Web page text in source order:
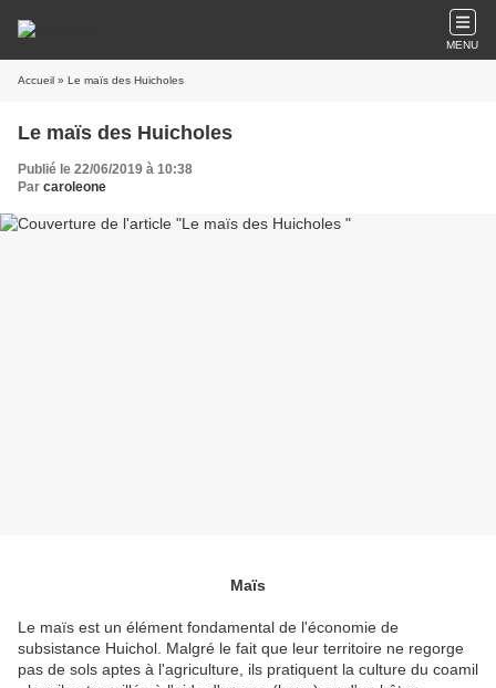
MENU
Accueil » Le maïs des Huicholes
Le maïs des Huicholes
Publié le 22/06/2019 à 10:38
Par caroleone
Maïs
Le maïs est un élément fondamental de l'économie de
subsistance Huichol. Malgré le fait que leur territoire ne regorge
pas de sols aptes à l'agriculture, ils pratiquent la culture du coamil